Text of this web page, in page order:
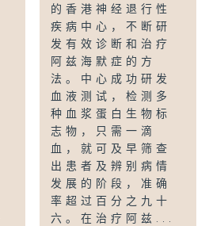
的香港神经退行性
疾病中心，不断研
发有效诊断和治疗
阿兹海默症的方
法。中心成功研发
血液测试，检测多
种血浆蛋白生物标
志物，只需一滴
血，就可及早筛查
出患者及辨别病情
发展的阶段，准确
率超过百分之九十
六。在治疗阿兹...